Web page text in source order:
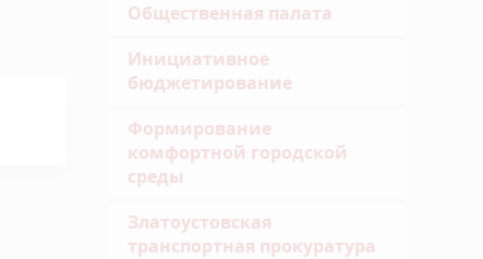
Общественная палата
Инициативное
бюджетирование
Формирование
комфортной городской
среды
Златоустовская
транспортная прокуратура